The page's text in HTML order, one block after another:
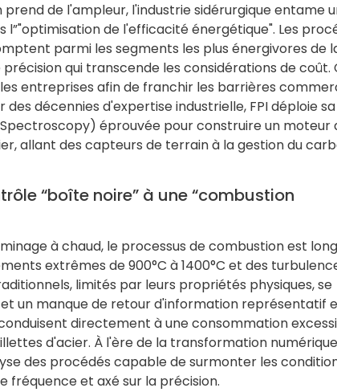
de l'ampleur, l'industrie sidérurgique entame
l”"optimisation de l'efficacité énergétique". Les
parmi les segments les plus énergivores de
qui transcende les considérations de coût.
entreprises afin de franchir les barrières
décennies d'expertise industrielle, FPI déploie sa
éprouvée pour construire un moteur
allant des capteurs de terrain à la gestion du
“boîte noire” à une “combustion
à chaud, le processus de combustion est
extrêmes de 900°C à 1400°C et des
limités par leurs propriétés physiques, se
un manque de retour d'information représentatif
directement à une consommation
d'acier. À l'ère de la transformation
des procédés capable de surmonter les
fréquence et axé sur la précision.